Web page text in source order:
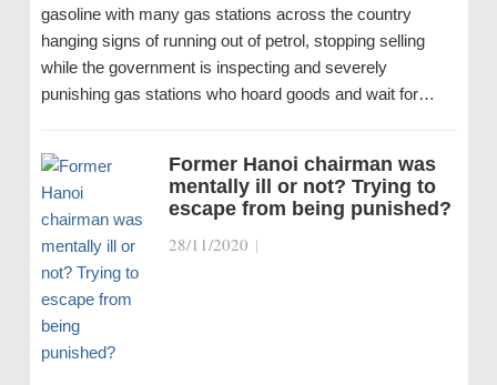
gasoline with many gas stations across the country
hanging signs of running out of petrol, stopping selling
while the government is inspecting and severely
punishing gas stations who hoard goods and wait for…
Former Hanoi chairman was
mentally ill or not? Trying to
escape from being punished?
28/11/2020 |